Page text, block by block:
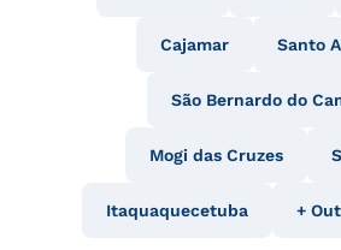
Cajamar Santo
São Bernardo do
Mogi das Cruzes
Itaquaquecetuba +